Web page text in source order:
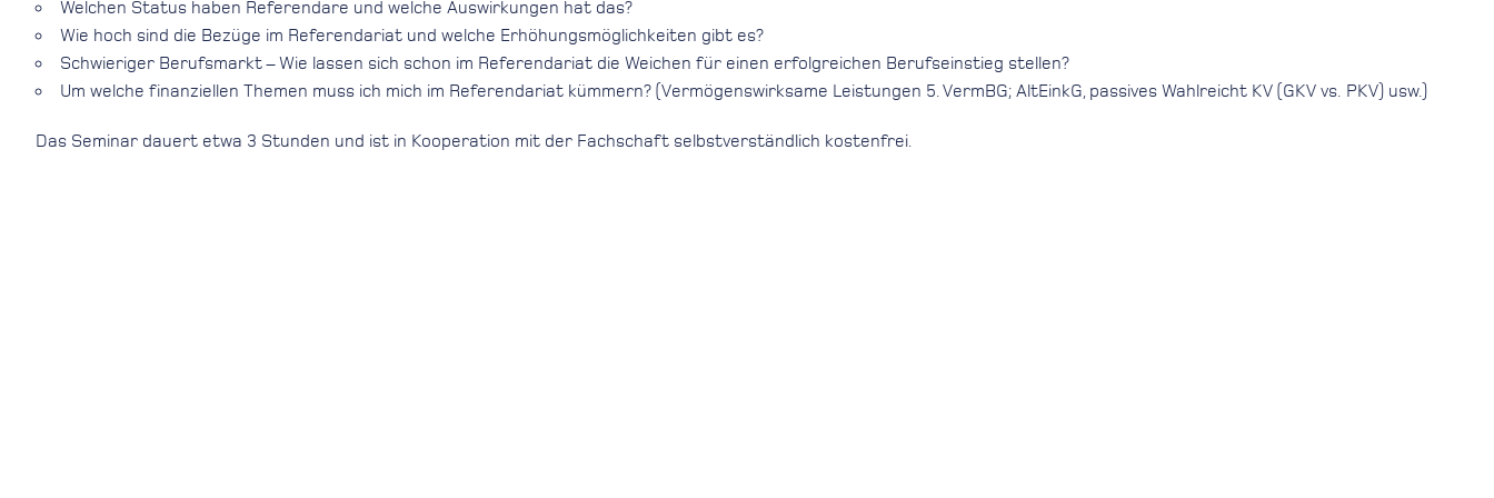
Welchen Status haben Referendare und welche Auswirkungen hat das?
Wie hoch sind die Bezüge im Referendariat und welche Erhöhungsmöglichkeiten gibt es?
Schwieriger Berufsmarkt – Wie lassen sich schon im Referendariat die Weichen für einen erfolgreichen Berufseinstieg stellen?
Um welche finanziellen Themen muss ich mich im Referendariat kümmern? (Vermögenswirksame Leistungen 5. VermBG; AltEinkG, passives Wahlreicht KV (GKV vs. PKV) usw.)
Das Seminar dauert etwa 3 Stunden und ist in Kooperation mit der Fachschaft selbstverständlich kostenfrei.